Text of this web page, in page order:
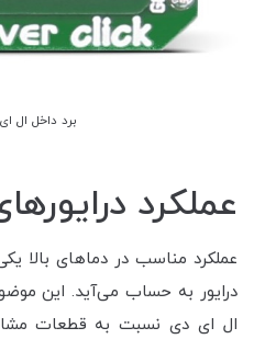
برد داخل ال
عملکرد
عملکرد مناسب در دماهای بالا
درایور به حساب می‌آید. این
ال ای دی نسبت به قطعات